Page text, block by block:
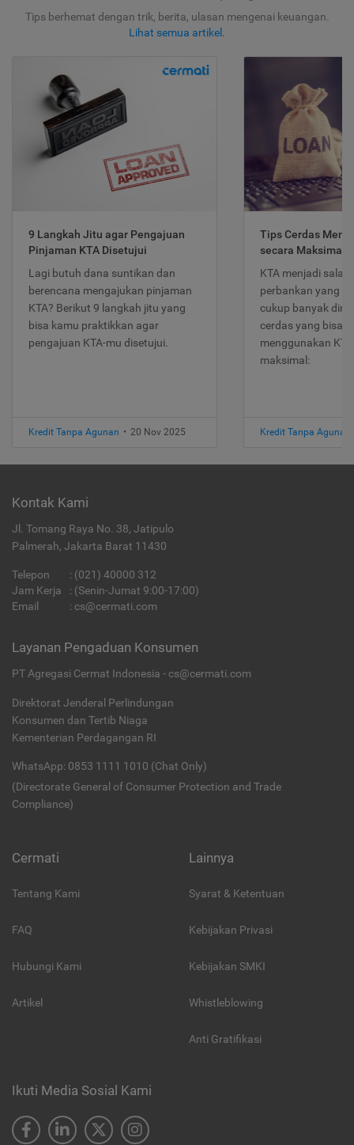
Tips berhemat dengan trik, berita, ulasan mengenai keuangan.
Lihat semua artikel .
9 Langkah Jitu agar Pengajuan
Pinjaman KTA Disetujui
Lagi butuh dana suntikan dan
berencana mengajukan pinjaman
KTA? Berikut 9 langkah jitu yang
bisa kamu praktikkan agar
pengajuan KTA-mu disetujui.
Kredit Tanpa Agunan • 20 Nov 2025
Tips Cerdas
secara Maksimal
KTA menjadi
perbankan yang
cukup banyak
cerdas yang bisa
menggunakan
maksimal:
Kredit Tanpa Agunan
Kontak Kami
Jl. Tomang Raya No. 38, Jatipulo
Palmerah, Jakarta Barat 11430
Telepon : (021) 40000 312
Jam Kerja
: (Senin-Jumat 9:00-17:00)
Email
: cs@cermati.com
Layanan Pengaduan Konsumen
PT Agregasi Cermat Indonesia - cs@cermati.com
Direktorat Jenderal Perlindungan
Konsumen dan Tertib Niaga
Kementerian Perdagangan RI
WhatsApp: 0853 1111 1010 (Chat Only)
(Directorate General of Consumer Protection and Trade
Compliance)
Cermati
Tentang Kami
FAQ
Hubungi Kami
Artikel
Lainnya
Syarat & Ketentuan
Kebijakan Privasi
Kebijakan SMKI
Whistleblowing
Anti Gratifikasi
Ikuti Media Sosial Kami